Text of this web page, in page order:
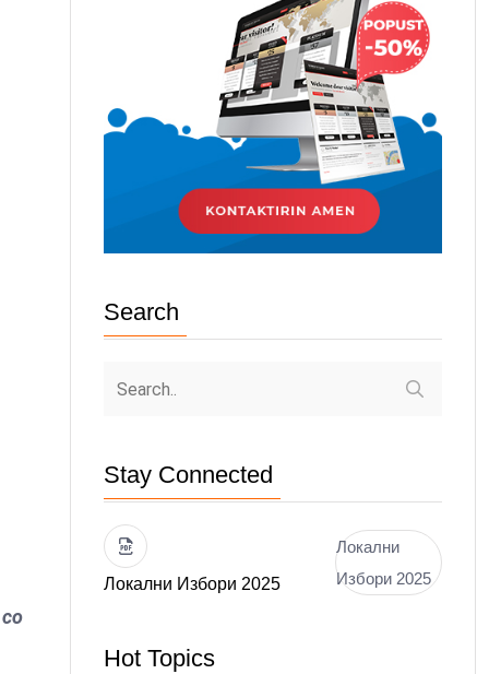
Search
Stay Connected
Локални Избори 2025
Локални
Избори 2025
Hot Topics